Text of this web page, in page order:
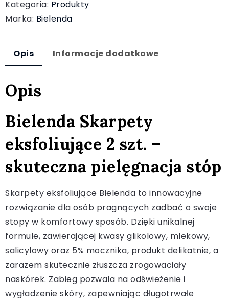
Kategoria: Produkty
Marka: Bielenda
Opis Informacje dodatkowe
Opis
Bielenda Skarpety
eksfoliujące 2 szt. –
skuteczna pielęgnacja stóp
Skarpety eksfoliujące Bielenda to innowacyjne
rozwiązanie dla osób pragnących zadbać o swoje
stopy w komfortowy sposób. Dzięki unikalnej
formule, zawierającej kwasy glikolowy, mlekowy,
salicylowy oraz 5% mocznika, produkt delikatnie, a
zarazem skutecznie złuszcza zrogowaciały
naskórek. Zabieg pozwala na odświeżenie i
wygładzenie skóry, zapewniając długotrwałe